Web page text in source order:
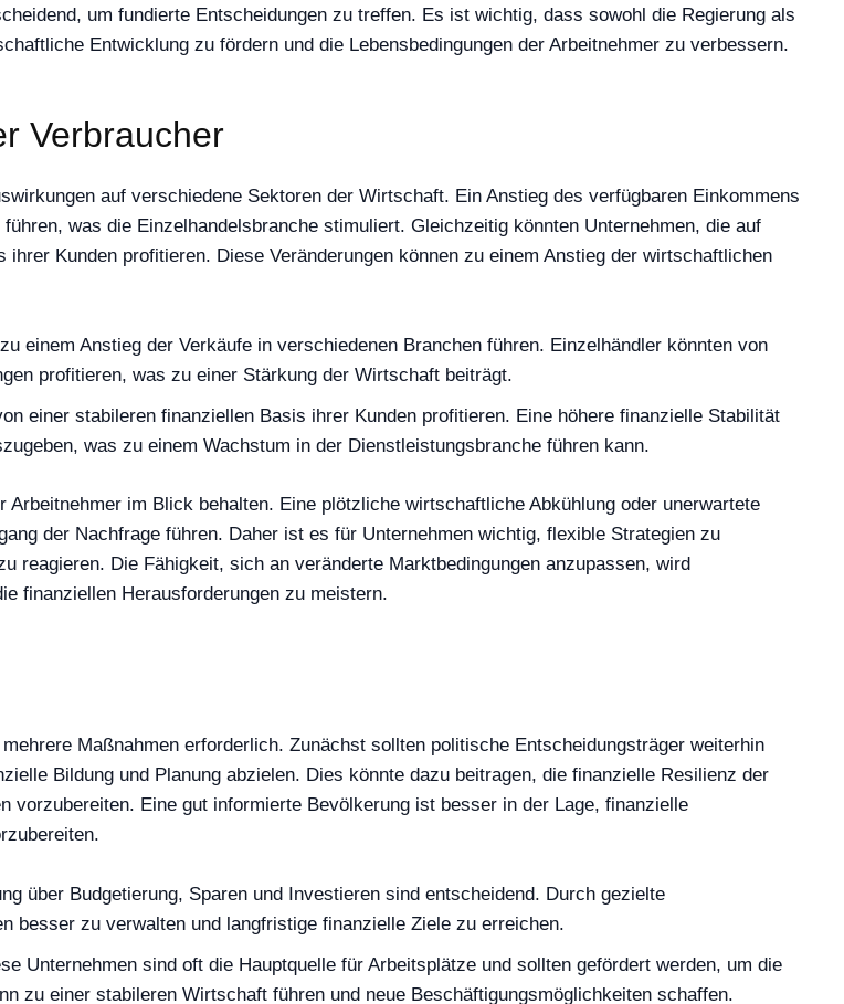
um fundierte Entscheidungen zu treffen. Es ist wichtig, dass sowohl die Regierung als
Entwicklung zu fördern und die Lebensbedingungen der Arbeitnehmer zu verbessern.
Verbraucher
auf verschiedene Sektoren der Wirtschaft. Ein Anstieg des verfügbaren Einkommens
was die Einzelhandelsbranche stimuliert. Gleichzeitig könnten Unternehmen, die auf
Kunden profitieren. Diese Veränderungen können zu einem Anstieg der wirtschaftlichen
einem Anstieg der Verkäufe in verschiedenen Branchen führen. Einzelhändler könnten von
profitieren, was zu einer Stärkung der Wirtschaft beiträgt.
einer stabileren finanziellen Basis ihrer Kunden profitieren. Eine höhere finanzielle Stabilität
was zu einem Wachstum in der Dienstleistungsbranche führen kann.
im Blick behalten. Eine plötzliche wirtschaftliche Abkühlung oder unerwartete
der Nachfrage führen. Daher ist es für Unternehmen wichtig, flexible Strategien zu
reagieren. Die Fähigkeit, sich an veränderte Marktbedingungen anzupassen, wird
finanziellen Herausforderungen zu meistern.
Maßnahmen erforderlich. Zunächst sollten politische Entscheidungsträger weiterhin
Bildung und Planung abzielen. Dies könnte dazu beitragen, die finanzielle Resilienz der
vorzubereiten. Eine gut informierte Bevölkerung ist besser in der Lage, finanzielle
über Budgetierung, Sparen und Investieren sind entscheidend. Durch gezielte
besser zu verwalten und langfristige finanzielle Ziele zu erreichen.
Unternehmen sind oft die Hauptquelle für Arbeitsplätze und sollten gefördert werden, um die
zu einer stabileren Wirtschaft führen und neue Beschäftigungsmöglichkeiten schaffen.